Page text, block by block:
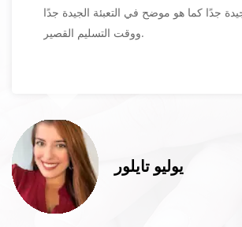
جدًا كما هو موضح في التعبئة الجيدة جدًا
ووقت التسليم القصير.
يوليو تايلور